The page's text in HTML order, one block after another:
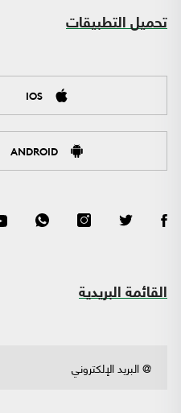
تحميل التطبيقات
IOS
ANDROID
القائمة البريدية